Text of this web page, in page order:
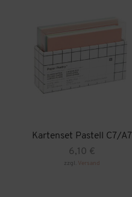
Kartenset Pastell C7/A7
6,10 €
zzgl. Versand